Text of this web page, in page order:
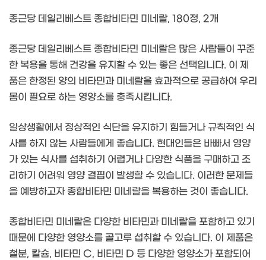
종근당 데일리베스트 종합비타민 미네랄, 180정, 2개
종근당 데일리베스트 종합비타민 미네랄은 많은 사람들이 꾸준
한 복용을 통해 건강을 유지할 수 있는 좋은 선택입니다. 이 제
품은 한정된 양의 비타민과 미네랄을 효과적으로 공급하여 우리
몸이 필요로 하는 영양소를 충족시킵니다.
일상생활에서 정상적인 식단을 유지하기 힘들거나 규칙적인 식
사를 하지 않는 사람들에게 좋습니다. 현대인들은 바빠서 영양
가 있는 식사를 섭취하기 어렵거나 다양한 식품을 구매하고 조
리하기 어려워 영양 결핍이 발생할 수 있습니다. 이러한 문제들
을 예방하고자 종합비타민 미네랄을 복용하는 것이 좋습니다.
종합비타민 미네랄은 다양한 비타민과 미네랄을 포함하고 있기
때문에 다양한 영양소를 골고루 섭취할 수 있습니다. 이 제품은
철분, 칼슘, 비타민 C, 비타민 D 등 다양한 영양소가 포함되어